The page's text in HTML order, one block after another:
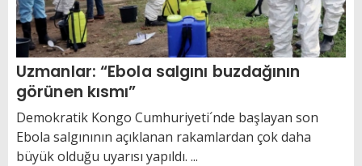
Uzmanlar: “Ebola salgını buzdağının
görünen kısmı”
Demokratik Kongo Cumhuriyeti´nde başlayan son
Ebola salgınının açıklanan rakamlardan çok daha
büyük olduğu uyarısı yapıldı. ...